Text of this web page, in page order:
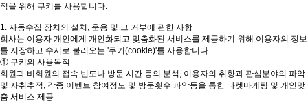
적을 위해 쿠키를 사용합니다.
1. 자동수집 장치의 설치, 운용 및 그 거부에 관한 사항
회사는 이용자 개인에게 개인화되고 맞춤화된 서비스를 제공하기 위해 이용자의 정보
를 저장하고 수시로 불러오는 '쿠키(cookie)'를 사용합니다
① 쿠키의 사용목적
회원과 비회원의 접속 빈도나 방문 시간 등의 분석, 이용자의 취향과 관심분야의 파악
및 자취추적, 각종 이벤트 참여정도 및 방문횟수 파악등을 통한 타켓마케팅 및 개인맞
춤 서비스 제공